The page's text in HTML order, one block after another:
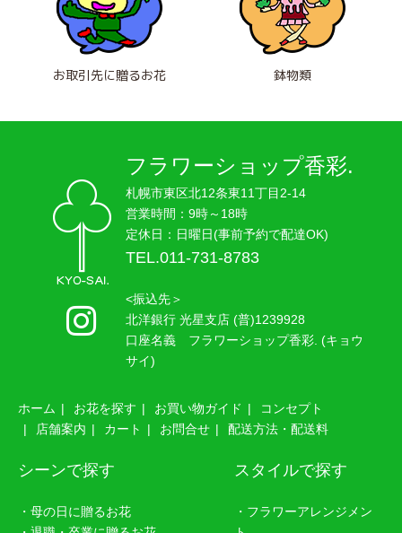
お取引先に贈るお花 鉢物類
フラワーショップ香彩.
札幌市東区北12条東11丁目2-14
営業時間：9時～18時
定休日：日曜日(事前予約で配達OK)
TEL.011-731-8783
<振込先＞
北洋銀行 光星支店 (普)1239928
口座名義 フラワーショップ香彩. (キョウ
サイ)
ホーム お花を探す お買い物ガイド
コンセプト
店舗案内
カート お問合せ 配送方法・配送料
シーンで探す
・母の日に贈るお花
スタイルで探す
・フラワーアレンジメン